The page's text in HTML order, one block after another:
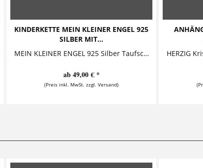
KINDERKETTE MEIN KLEINER ENGEL 925
SILBER MIT...
MEIN KLEINER ENGEL 925 Silber Taufschmuck mit Engel Diese bezaubernde Kinderkette mit Gravur aus 925 Sterling Silber besteht aus einem...
ab 49,00 € *
(Preis inkl. MwSt. zzgl. Versand)